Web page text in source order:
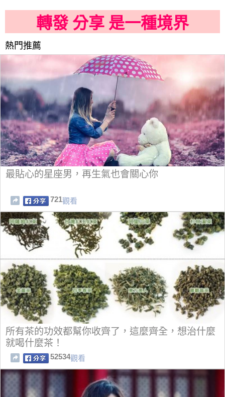
轉發 分享 是一種境界
熱門推薦
最貼心的星座男，再生氣也會關心你
721觀看
所有茶的功效都幫你收齊了，這麼齊全，想治什麼
就喝什麼茶！
52534觀看